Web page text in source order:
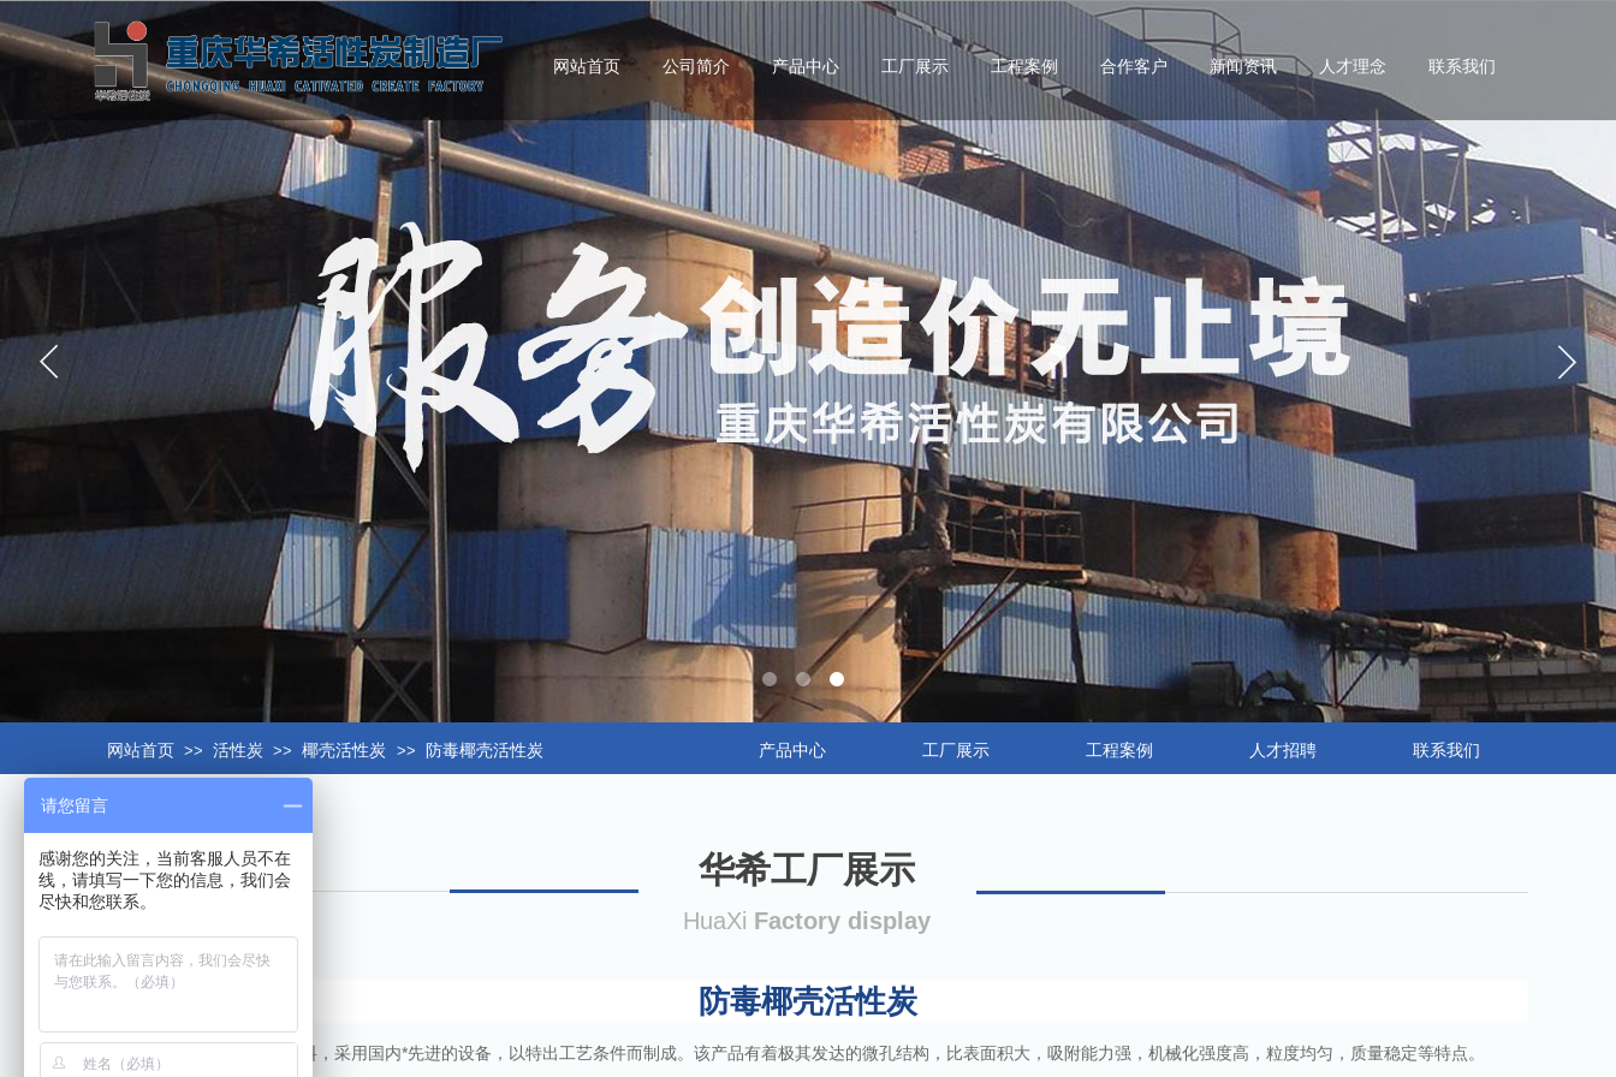
产品中心 工厂展示 工程案例 人才招聘 联系我们
网站首页 >> 活性炭 >> 椰壳活性炭 >> 防毒椰壳活性炭
华希工厂展示
HuaXi Factory display
防毒椰壳活性炭
选用优质进口椰子壳为原料，采用国内*先进的设备，以特出工艺条件而制成。该产品有着极其发达的微孔结构，比表面积大，吸附能力强，机械化强度高，粒度均匀，质量稳定等特点。
网站首页 公司简介 产品中心 工厂展示 工程案例 合作客户 新闻资讯 人才理念 联系我们
请您留言
感谢您的关注，当前客服人员不在
线，请填写一下您的信息，我们会
尽快和您联系。